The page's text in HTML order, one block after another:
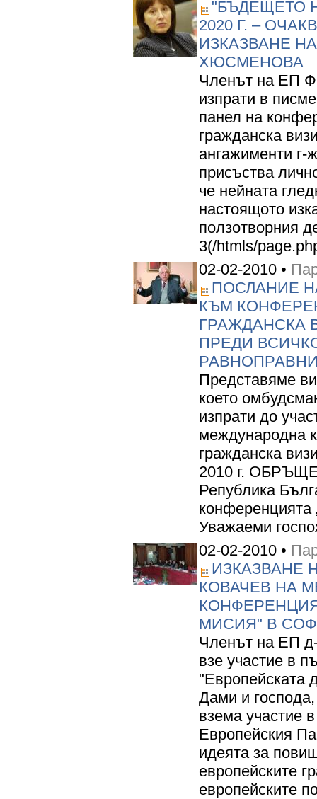
"БЪДЕЩЕТО
2020 Г. –
ИЗКАЗВАНЕ
ХЮСМЕНОВА
Членът на ЕП
изпрати в
панел на
гражданска
ангажименти
присъства
че нейната
настоящото
ползотворния
3(/htmls/
02-02-2010 •
ПОСЛАНИЕ
КЪМ
ГРАЖДАНСКА
ПРЕДИ
Представяме
което
изпрати до
международна
гражданска
2010 г.
Република
конференцията
Уважаеми
02-02-2010 •
ИЗКАЗВАНЕ
КОВАЧЕВ НА
МИСИЯ" В
Членът на ЕП
взе участие в
"Европейската
Дами и
взема участие
Европейския
идеята за
европейските
европейските